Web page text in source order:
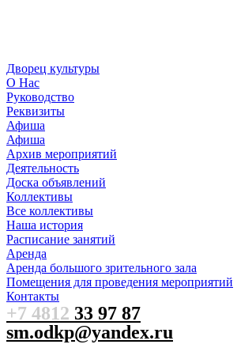
Дворец культуры
О Нас
Руководство
Реквизиты
Афиша
Афиша
Архив мероприятий
Деятельность
Доска объявлений
Коллективы
Все коллективы
Наша история
Расписание занятий
Аренда
Аренда большого зрительного зала
Помещения для проведения мероприятий
Контакты
+7 4812 33 97 87
sm.odkp@yandex.ru